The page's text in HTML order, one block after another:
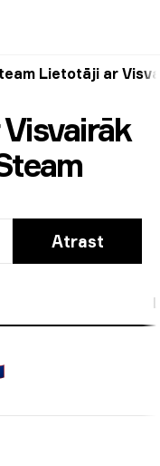
Lietotāji ar
Atrast